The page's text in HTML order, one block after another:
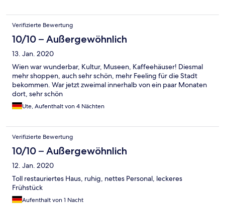
Verifizierte Bewertung
10/10 – Außergewöhnlich
13. Jan. 2020
Wien war wunderbar, Kultur, Museen, Kaffeehäuser! Diesmal
mehr shoppen, auch sehr schön, mehr Feeling für die Stadt
bekommen. War jetzt zweimal innerhalb von ein paar Monaten
dort, sehr schön
Ute, Aufenthalt von 4 Nächten
Verifizierte Bewertung
10/10 – Außergewöhnlich
12. Jan. 2020
Toll restauriertes Haus, ruhig, nettes Personal, leckeres
Frühstück
Aufenthalt von 1 Nacht